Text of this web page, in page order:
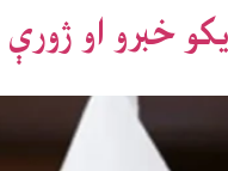
خبرو او